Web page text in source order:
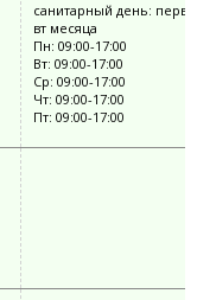
санитарный день:
вт месяца
Пн: 09:00-17:00
Вт: 09:00-17:00
Ср: 09:00-17:00
Чт: 09:00-17:00
Пт: 09:00-17:00